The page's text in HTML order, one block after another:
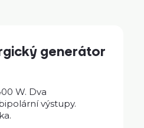
generátor
W. Dva
výstupy.